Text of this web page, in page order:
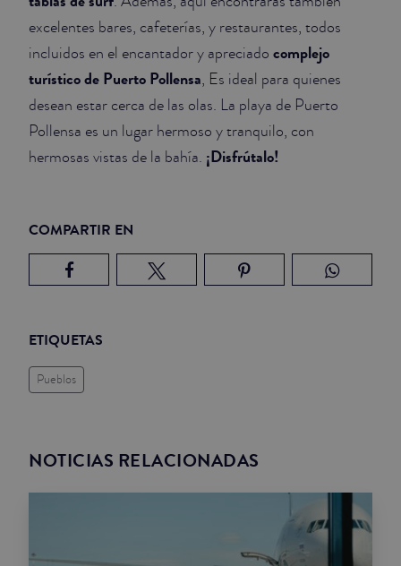
excelentes bares, cafeterías, y restaurantes, todos
incluidos en el encantador y apreciado complejo
turístico de Puerto Pollensa, Es ideal para quienes
desean estar cerca de las olas. La playa de Puerto
Pollensa es un lugar hermoso y tranquilo, con
hermosas vistas de la bahía. ¡Disfrútalo!
COMPARTIR EN
ETIQUETAS
Pueblos
NOTICIAS RELACIONADAS